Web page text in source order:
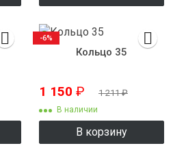
Кольцо 35
1 150 ₽ 1 211₽
В наличии
В корзину
-6%